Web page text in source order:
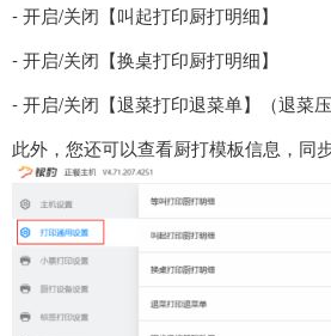
- 开启/关闭【叫起打印厨打明细】
- 开启/关闭【换桌打印厨打明细】
- 开启/关闭 【退菜打印退菜单】（退菜压
此外，您还可以查看厨打模板信息，同